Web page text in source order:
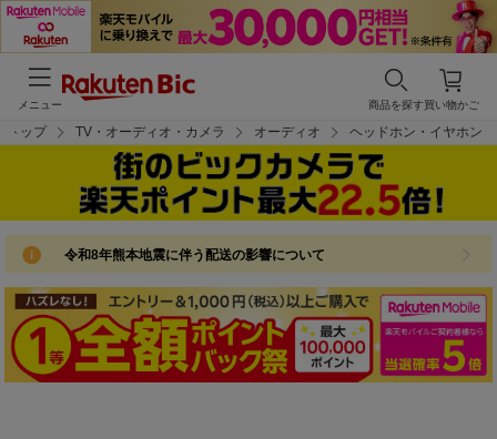
買い物かご
商品を探す
メニュー
トップ TV・オーディオ・カメラ オーディオ ヘッドホン・イヤホン
令和8年熊本地震に伴う配送の影響について